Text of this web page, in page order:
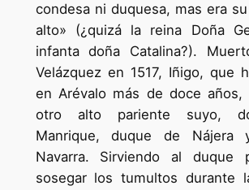
condesa ni duquesa, mas era
alto» (¿quizá la reina Doña
infanta doña Catalina?).
Velázquez en 1517, Iñigo, que
en Arévalo más de doce años,
otro alto pariente suyo,
Manrique, duque de Nájera
Navarra. Sirviendo al duque
sosegar los tumultos durante